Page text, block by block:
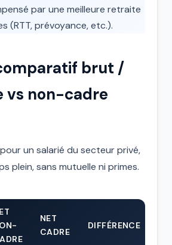
par une meilleure retraite
(RTT, prévoyance, etc.).
brut /
vs non-cadre
un salarié du secteur privé,
plein, sans mutuelle ni primes.
NET
CADRE
DIFFÉRENCE